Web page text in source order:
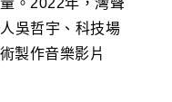
吳哲宇、科技場
製作音樂影片